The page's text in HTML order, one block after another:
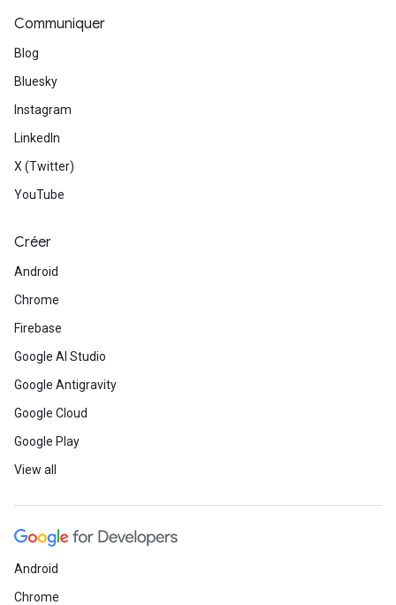
Communiquer
Blog
Bluesky
Instagram
LinkedIn
X (Twitter)
YouTube
Créer
Android
Chrome
Firebase
Google AI Studio
Google Antigravity
Google Cloud
Google Play
View all
Android
Chrome